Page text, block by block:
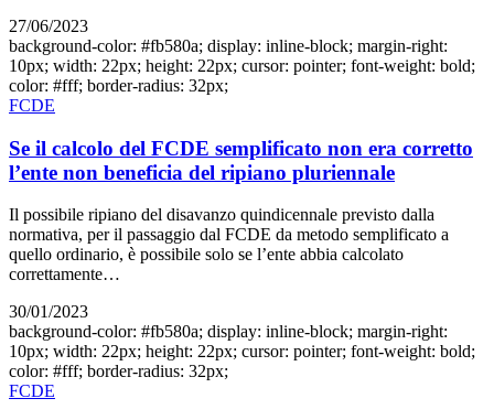
27/06/2023
background-color: #fb580a; display: inline-block; margin-right:
10px; width: 22px; height: 22px; cursor: pointer; font-weight: bold;
color: #fff; border-radius: 32px;
FCDE
Se il calcolo del FCDE semplificato non era corretto
l’ente non beneficia del ripiano pluriennale
Il possibile ripiano del disavanzo quindicennale previsto dalla
normativa, per il passaggio dal FCDE da metodo semplificato a
quello ordinario, è possibile solo se l’ente abbia calcolato
correttamente…
30/01/2023
background-color: #fb580a; display: inline-block; margin-right:
10px; width: 22px; height: 22px; cursor: pointer; font-weight: bold;
color: #fff; border-radius: 32px;
FCDE